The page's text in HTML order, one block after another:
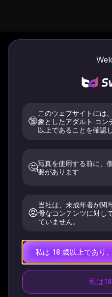
🔞
このウェブサイトには
象としたアダルト コン
以上であることを確認
🤔写真を使用する前に、
要があります
😡
当社は、未成年者が関
骨なコンテンツに対し
ていません。
私は 18 歳以上であり
私は
無
ッ
人気の面
GIF フェ